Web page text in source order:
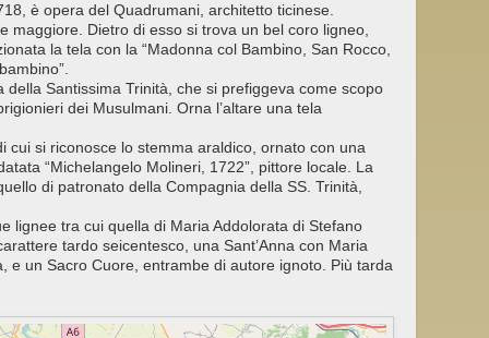
è opera del Quadrumani, architetto ticinese.
maggiore. Dietro di esso si trova un bel coro ligneo,
la tela con la “Madonna col Bambino, San Rocco,
della Santissima Trinità, che si prefiggeva come scopo
dei Musulmani. Orna l’altare una tela
cui si riconosce lo stemma araldico, ornato con una
“Michelangelo Molineri, 1722”, pittore locale. La
di patronato della Compagnia della SS. Trinità,
lignee tra cui quella di Maria Addolorata di Stefano
tardo seicentesco, una Sant’Anna con Maria
e un Sacro Cuore, entrambe di autore ignoto. Più tarda